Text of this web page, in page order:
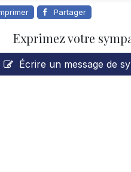
Partager
Exprimez votre
Écrire un message de